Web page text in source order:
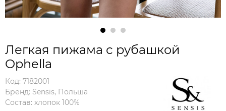
Легкая пижама с рубашкой
Ophella
Код: 7182001
Бренд: Sensis, Польша
Состав: хлопок 100%